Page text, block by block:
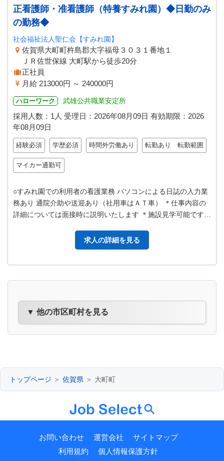
正看護師・准看護師（特養すみれ園）◆日勤のみ
の勤務◆
社会福祉法人聖仁会【すみれ園】
佐賀県大町町杵島郡大字福母３０３１番地１
ＪＲ佐世保線 大町駅から徒歩20分
正社員
月給 213000円 ～ 240000円
ハローワーク 武雄公共職業安定所
採用人数：1人 受理日： 2026年08月09日 有効期限： 2026
年08月09日
経験必須 学歴必須 時間外労働あり 転勤あり 転勤範囲
マイカー通勤可
○すみれ園での利用者の看護業務 パソコンによる日誌の入力業
務あり 通院介助や送迎あり（社用車はＡＴ車） ＊仕事内容の
詳細については面接時に説明いたします ＊施設見学可能です
求人の詳細を見る
▼ 他の市区町村を見る
トップページ ＞ 佐賀県 ＞ 大町町
お問い合わせ 運営会社
サイトマップ
利用規約
個人情報保護方針